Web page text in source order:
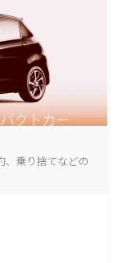
、乗り捨てなどの